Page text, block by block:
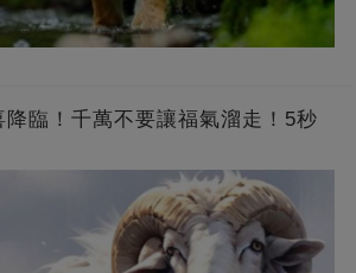
臨！千萬不要讓福氣溜走！5秒